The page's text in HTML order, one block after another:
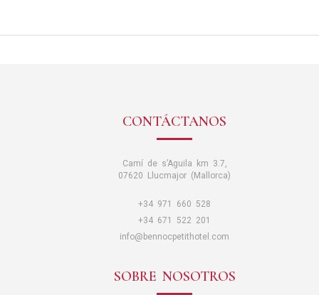
CONTÁCTANOS
Camí de s’Aguila km 3.7,
07620 Llucmajor (Mallorca)
+34 971 660 528
+34 671 522 201
info@bennocpetithotel.com
SOBRE NOSOTROS